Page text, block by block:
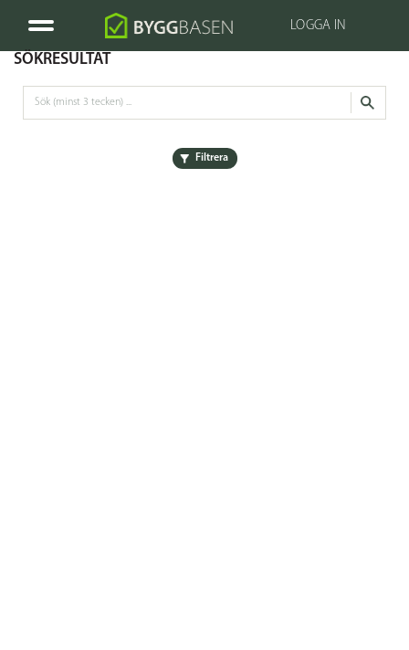
LOGGA IN
SÖKRESULTAT
Filtrera